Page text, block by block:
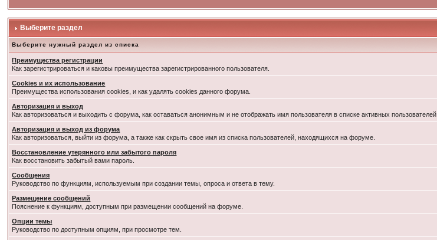
Выберите раздел
Выберите нужный раздел из списка
Преимущества регистрации
Как зарегистрироваться и каковы преимущества зарегистрированного пользователя.
Cookies и их использование
Преимущества использования cookies, и как удалять cookies данного форума.
Авторизация и выход
Как авторизоваться и выходить с форума, как оставаться анонимным и не отображать имя пользователя в списке активных пользователей.
Авторизация и выход из форума
Как авторизоваться, выйти из форума, а также как скрыть свое имя из списка пользователей, находящихся на форуме.
Восстановление утерянного или забытого пароля
Как восстановить забытый вами пароль.
Сообщения
Руководство по функциям, используемым при создании темы, опроса и ответа в тему.
Размещение сообщений
Пояснение к функциям, доступным при размещении сообщений на форуме.
Опции темы
Руководство по доступным опциям, при просмотре тем.